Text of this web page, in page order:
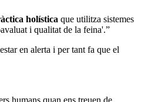
holística que utilitza sistemes
i qualitat de la feina'.”
en alerta i per tant fa que el
humans quan ens treuen de